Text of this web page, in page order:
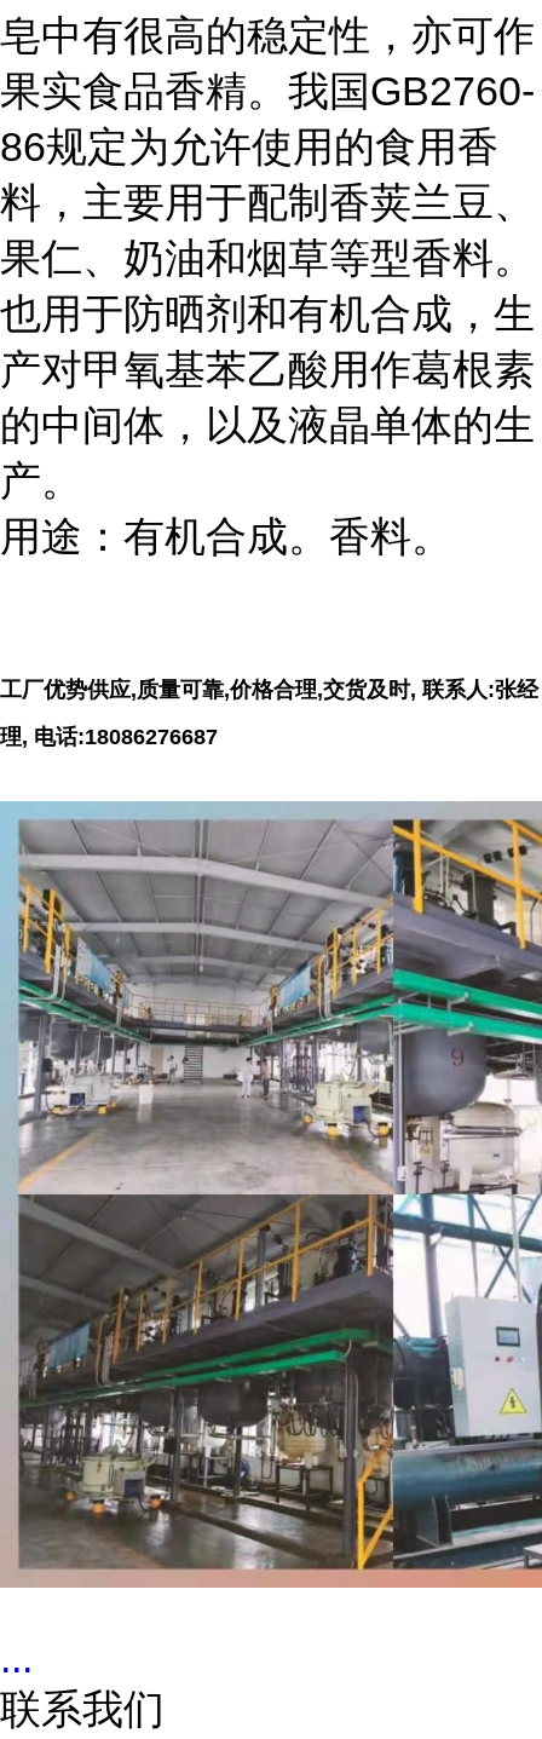
皂中有很高的稳定性，亦可作
果实食品香精。我国GB2760-
86规定为允许使用的食用香
料，主要用于配制香荚兰豆、
果仁、奶油和烟草等型香料。
也用于防晒剂和有机合成，生
产对甲氧基苯乙酸用作葛根素
的中间体，以及液晶单体的生
产。
用途：有机合成。香料。
工厂优势供应,质量可靠,价格合理,交货及时, 联系人:张经
理, 电话:18086276687
...
联系我们